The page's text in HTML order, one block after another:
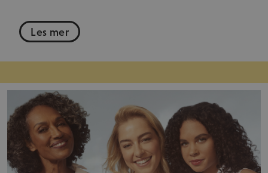
Les mer